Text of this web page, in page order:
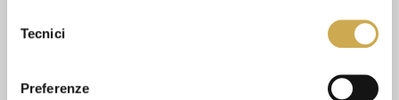
delTecnici
Preferenze